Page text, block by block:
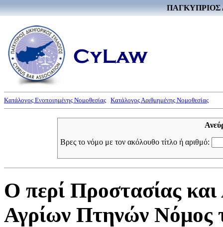
ΠΑΓΚΥΠΡΙΟΣ
Κατάλογος Ενοποιημένης Νομοθεσίας Κατάλογος Αριθμημένης Νομοθεσίας
Βρες το νόμο με τον ακόλουθο τίτλο ή αριθμό:
Ο περί Προστασίας
Αγρίων Πτηνών Νόμος